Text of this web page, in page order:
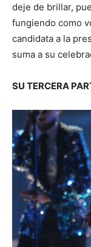
deje de brillar,
fungiendo como
candidata a la
suma a su
SU TERCERA